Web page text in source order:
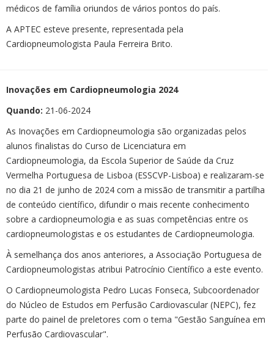
médicos de família oriundos de vários pontos do país.
A APTEC esteve presente, representada pela
Cardiopneumologista Paula Ferreira Brito.
Inovações em Cardiopneumologia 2024
Quando: 21-06-2024
As Inovações em Cardiopneumologia são organizadas pelos
alunos finalistas do Curso de Licenciatura em
Cardiopneumologia, da Escola Superior de Saúde da Cruz
Vermelha Portuguesa de Lisboa (ESSCVP-Lisboa) e realizaram-se
no dia 21 de junho de 2024 com a missão de transmitir a partilha
de conteúdo científico, difundir o mais recente conhecimento
sobre a cardiopneumologia e as suas competências entre os
cardiopneumologistas e os estudantes de Cardiopneumologia.
À semelhança dos anos anteriores, a Associação Portuguesa de
Cardiopneumologistas atribui Patrocínio Científico a este evento.
O Cardiopneumologista Pedro Lucas Fonseca, Subcoordenador
do Núcleo de Estudos em Perfusão Cardiovascular (NEPC), fez
parte do painel de preletores com o tema "Gestão Sanguínea em
Perfusão Cardiovascular".